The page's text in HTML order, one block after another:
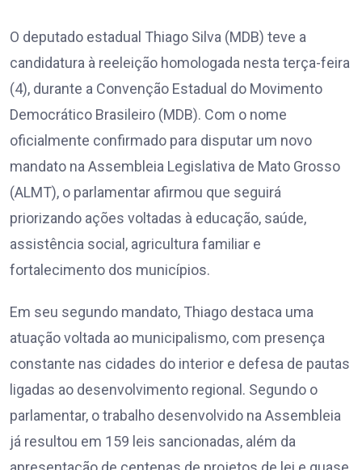
O deputado estadual Thiago Silva (MDB) teve a
candidatura à reeleição homologada nesta terça-feira
(4), durante a Convenção Estadual do Movimento
Democrático Brasileiro (MDB). Com o nome
oficialmente confirmado para disputar um novo
mandato na Assembleia Legislativa de Mato Grosso
(ALMT), o parlamentar afirmou que seguirá
priorizando ações voltadas à educação, saúde,
assistência social, agricultura familiar e
fortalecimento dos municípios.
Em seu segundo mandato, Thiago destaca uma
atuação voltada ao municipalismo, com presença
constante nas cidades do interior e defesa de pautas
ligadas ao desenvolvimento regional. Segundo o
parlamentar, o trabalho desenvolvido na Assembleia
já resultou em 159 leis sancionadas, além da